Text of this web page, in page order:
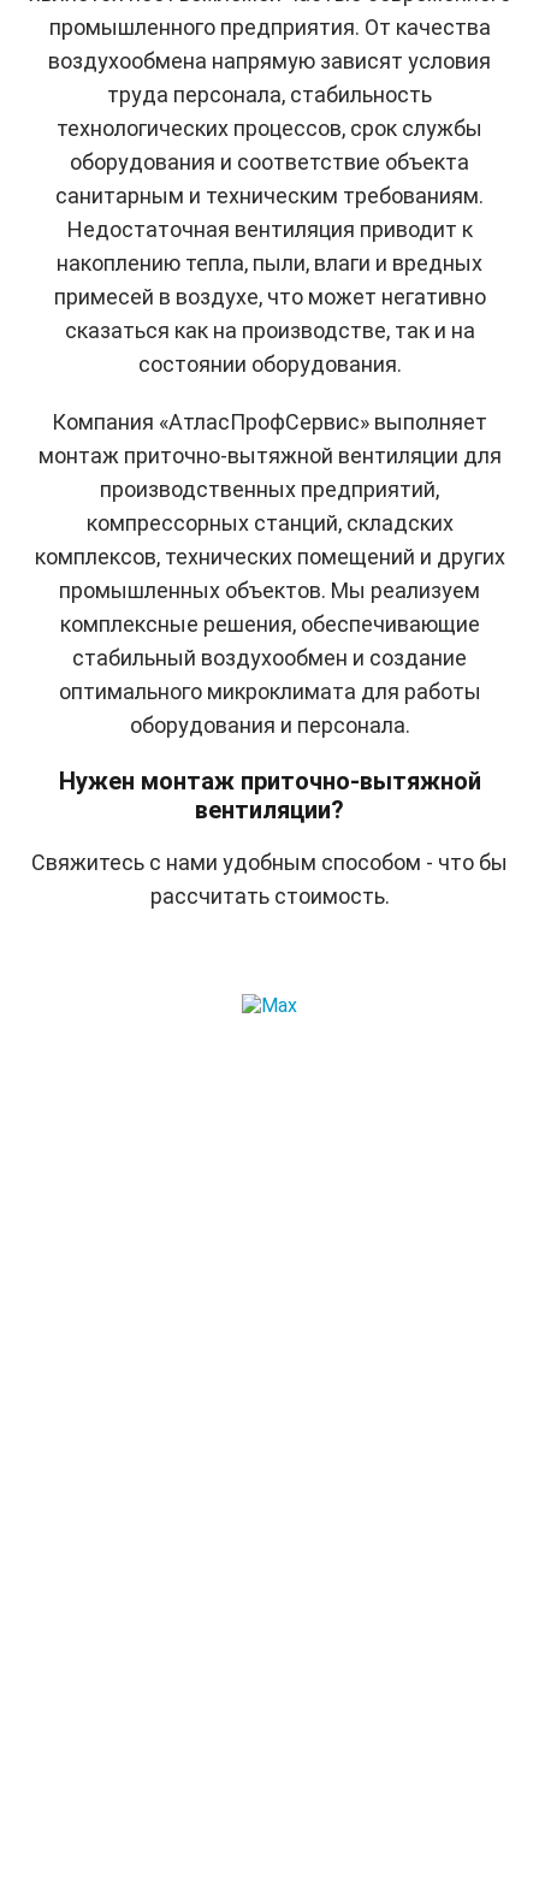
промышленного предприятия. От качества
воздухообмена напрямую зависят условия
труда персонала, стабильность
технологических процессов, срок службы
оборудования и соответствие объекта
санитарным и техническим требованиям.
Недостаточная вентиляция приводит к
накоплению тепла, пыли, влаги и вредных
примесей в воздухе, что может негативно
сказаться как на производстве, так и на
состоянии оборудования.
Компания «АтласПрофСервис» выполняет
монтаж приточно-вытяжной вентиляции для
производственных предприятий,
компрессорных станций, складских
комплексов, технических помещений и других
промышленных объектов. Мы реализуем
комплексные решения, обеспечивающие
стабильный воздухообмен и создание
оптимального микроклимата для работы
оборудования и персонала.
Нужен монтаж приточно-вытяжной
вентиляции?
Свяжитесь с нами удобным способом - что бы
рассчитать стоимость.